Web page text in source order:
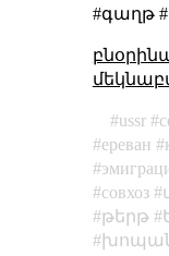
#գաղթ
ussr
ереван
совхоз
թերթ